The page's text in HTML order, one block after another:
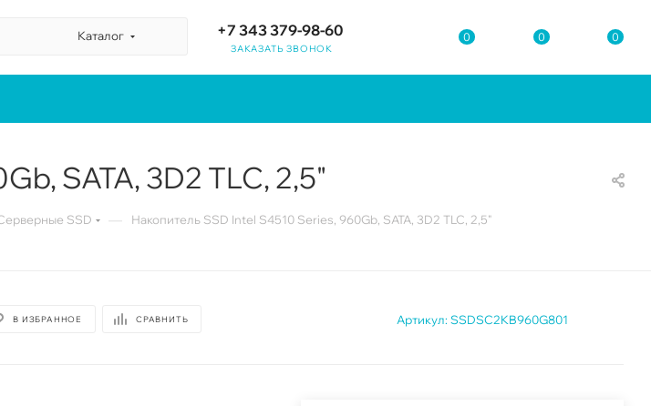
Каталог +7 343 379-98-60
ЗАКАЗАТЬ ЗВОНОК
0 0 0
SATA, 3D2 TLC, 2,5"
SSD Накопитель SSD Intel S4510 Series, 960Gb, SATA, 3D2 TLC, 2,5"
В ИЗБРАННОЕ СРАВНИТЬ Артикул: SSDSC2KB960G801